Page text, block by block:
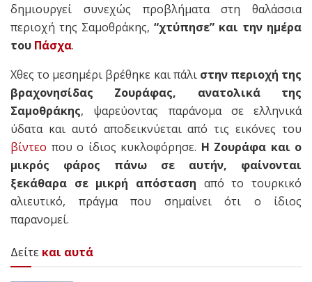
δημιουργεί συνεχώς προβλήματα στη θαλάσσια
περιοχή της Σαμοθράκης, “χτύπησε” και την ημέρα
του Πάσχα.
Χθες το μεσημέρι βρέθηκε και πάλι στην περιοχή της
βραχονησίδας Ζουράφας, ανατολικά της
Σαμοθράκης, ψαρεύοντας παράνομα σε ελληνικά
ύδατα και αυτό αποδεικνύεται από τις εικόνες του
βίντεο που ο ίδιος κυκλοφόρησε. Η Ζουράφα και ο
μικρός φάρος πάνω σε αυτήν, φαίνονται
ξεκάθαρα σε μικρή απόσταση από το τουρκικό
αλιευτικό, πράγμα που σημαίνει ότι ο ίδιος
παρανομεί.
Δείτε και αυτά